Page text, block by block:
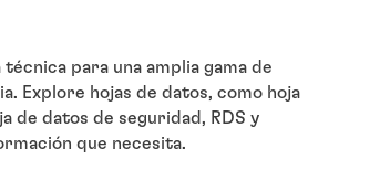
para una amplia gama de
Explore hojas de datos, como hoja
de datos de seguridad, RDS y
que necesita.